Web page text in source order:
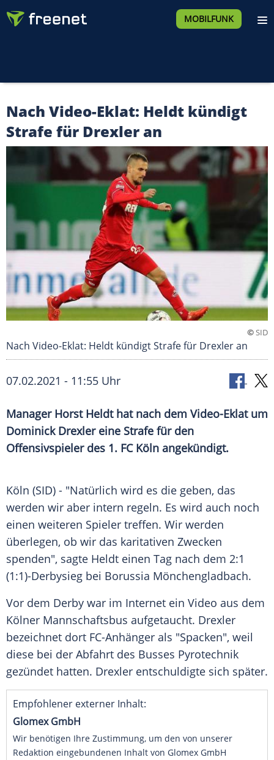
MOBILFUNK
Nach Video-Eklat: Heldt kündigt
Strafe für Drexler an
©SID
Nach Video-Eklat: Heldt kündigt Strafe für Drexler an
07.02.2021 - 11:55 Uhr
Manager Horst Heldthat nach dem Video-Eklat um
Dominick Drexlereine Strafe für den
Offensivspieler des 1. FC Köln angekündigt.
Köln (SID) - "Natürlich wird es die geben, das
werden wir aber intern regeln. Es wird auch noch
einen weiteren Spieler treffen. Wir werden
überlegen, ob wir das karitativen Zwecken
spenden", sagte Heldt einen Tag nach dem 2:1
(1:1)-Derbysieg bei Borussia Mönchengladbach.
Vor dem Derby war im Internet ein Video aus dem
Kölner Mannschaftsbus aufgetaucht. Drexler
bezeichnet dort FC-Anhänger als "Spacken", weil
diese bei der Abfahrt des Busses Pyrotechnik
gezündet hatten. Drexler entschuldigte sich später.
Empfohlener externer Inhalt:
Glomex GmbH
Wir benötigen Ihre Zustimmung, um den von unserer
Redaktion eingebundenen Inhalt von Glomex GmbH